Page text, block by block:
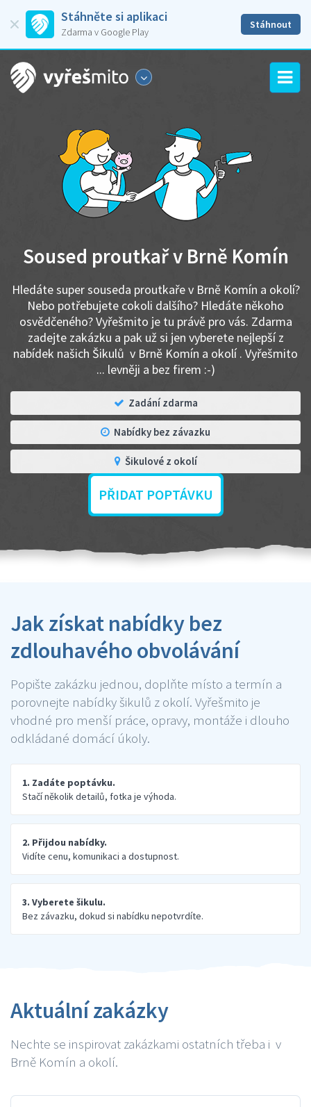
Stáhněte si aplikaci
Zdarma v Google Play
Stáhnout
Soused proutkař v Brně Komín
Hledáte super souseda proutkaře v Brně Komín a okolí?
Nebo potřebujete cokoli dalšího? Hledáte někoho
osvědčeného? Vyřešmito je tu právě pro vás. Zdarma
zadejte zakázku a pak už si jen vyberete nejlepší z
nabídek našich Šikulů v Brně Komín a okolí . Vyřešmito
... levněji a bez firem :-)
Zadání zdarma
Nabídky bez závazku
Šikulové z okolí
PŘIDAT POPTÁVKU
Jak získat nabídky bez
zdlouhavého obvolávání
Popište zakázku jednou, doplňte místo a termín a
porovnejte nabídky šikulů z okolí. Vyřešmito je
vhodné pro menší práce, opravy, montáže i dlouho
odkládané domácí úkoly.
1. Zadáte poptávku.
Stačí několik detailů, fotka je výhoda.
2. Přijdou nabídky.
Vidíte cenu, komunikaci a dostupnost.
3. Vyberete šikulu.
Bez závazku, dokud si nabídku nepotvrdíte.
Aktuální zakázky
Nechte se inspirovat zakázkami ostatních třeba i v
Brně Komín a okolí.